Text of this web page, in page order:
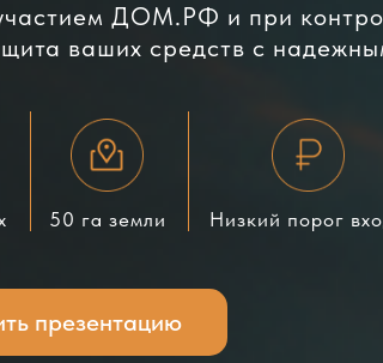
Низкий порог
ДОМ.РФ и при
ваших средств с
презентацию
50 га земли